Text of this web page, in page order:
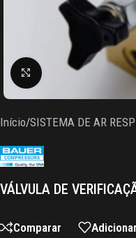
Clique para ampliar
Início/SISTEMA DE AR
VÁLVULA DE
Comparar